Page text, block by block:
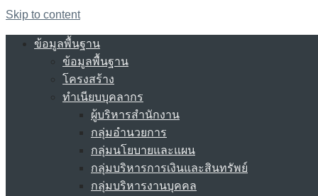
Skip to content
ข้อมูลพื้นฐาน
ข้อมูลพื้นฐาน
โครงสร้าง
ทำเนียบบุคลากร
ผู้บริหารสำนักงาน
กลุ่มอำนวยการ
กลุ่มนโยบายและแผน
กลุ่มบริหารการเงินและสินทรัพย์
กลุ่มบริหารงานบุคคล